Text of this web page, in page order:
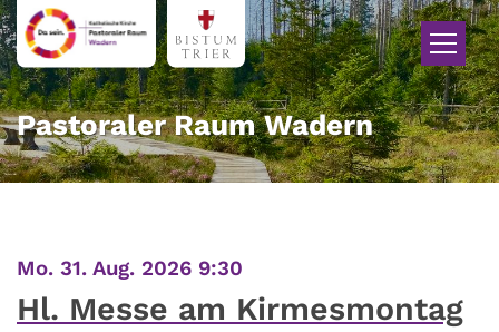
Zum Inhalt springen
Pastoraler Raum Wadern
Mo. 31. Aug. 2026 9:30
Hl. Messe am Kirmesmontag